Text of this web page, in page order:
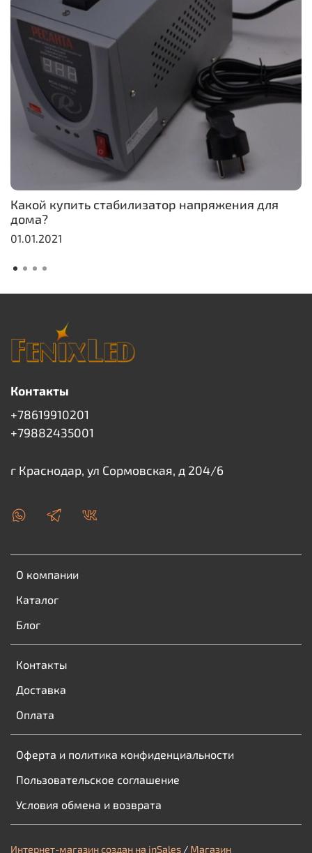
Какой купить стабилизатор напряжения для
дома?
01.01.2021
О компании
Каталог
Блог
Контакты
Доставка
Оплата
Оферта и политика конфиденциальности
Пользовательское соглашение
Условия обмена и возврата
Контакты
+78619910201
+79882435001
г Краснодар, ул Сормовская, д 204/6
Интернет-магазин создан на inSales / Магазин